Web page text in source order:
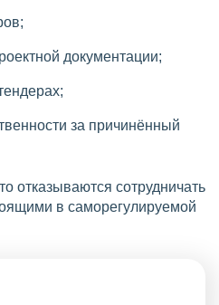
документации;
за причинённый
отказываются сотрудничать
в саморегулируемой